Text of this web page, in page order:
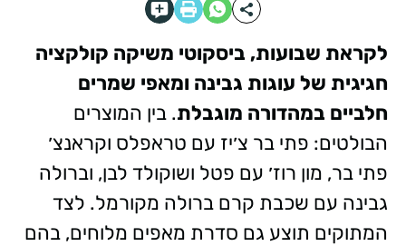
לקראת שבועות, ביסקוטי⁠ משיקה קולקציה
חגיגית של עוגות גבינה ומאפי שמרים
חלביים במהדורה מוגבלת. בין המוצרים
הבולטים: פתי בר צ׳יז עם טראפלס וקראנצ׳
פתי בר, מון רוז׳ עם פטל ושוקולד לבן, וברולה
גבינה עם שכבת קרם ברולה מקורמל. לצד
המתוקים תוצע גם סדרת מאפים מלוחים, בהם